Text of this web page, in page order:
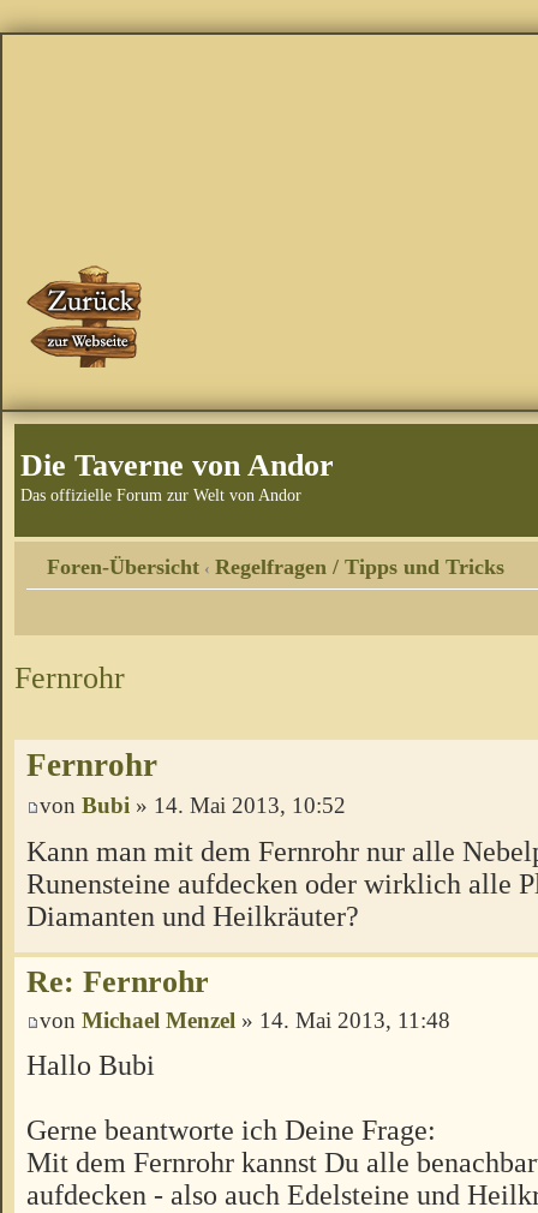
Die Taverne von Andor
Das offizielle Forum zur Welt von Andor
Foren-Übersicht ‹ Regelfragen / Tipps und Tricks
Fernrohr
Fernrohr
von Bubi » 14. Mai 2013, 10:52
Kann man mit dem Fernrohr nur alle
Runensteine aufdecken oder wirklich alle
Diamanten und Heilkräuter?
Re: Fernrohr
von Michael Menzel » 14. Mai 2013, 11:48
Hallo Bubi
Gerne beantworte ich Deine Frage:
Mit dem Fernrohr kannst Du alle
aufdecken - also auch Edelsteine und